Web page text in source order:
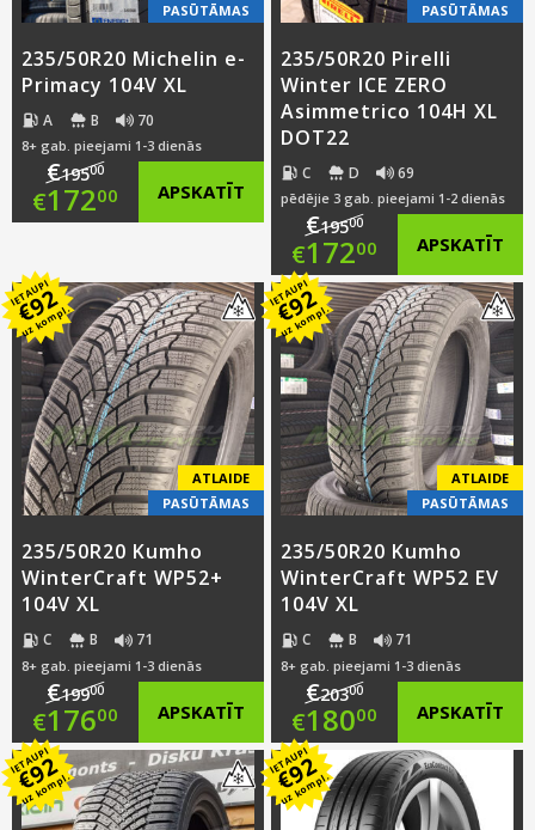
PASŪTĀMAS
235/50R20 Michelin e-
Primacy 104V XL
A B 70
8+ gab. pieejami 1-3 dienās
€19500
Original
was:
€195.00.
€17200
price
is:
€172.00.
APSKATĪT
PASŪTĀMAS
235/50R20 Pirelli
Winter ICE ZERO
Asimmetrico 104H XL
DOT22
C D 69
pēdējie 3 gab. pieejami 1-2 dienās
€19500
Original
price
was:
€195.00.
€17200
Current
price
is:
€172.00.
APSKATĪT
IETAUPI
€92
uz kompl.
ATLAIDE
PASŪTĀMAS
235/50R20 Kumho
WinterCraft WP52+
104V XL
C B 71
8+ gab. pieejami 1-3 dienās
€19900
Original
price
was:
€17600
Current
price
APSKATĪT
IETAUPI
€92
uz kompl.
ATLAIDE
PASŪTĀMAS
235/50R20 Kumho
WinterCraft WP52 EV
104V XL
C B 71
8+ gab. pieejami 1-3 dienās
€20300
Original
price
was:
€18000
Current
price
APSKATĪT
IETAUPI
€92
uz kompl.
IETAUPI
€92
uz kompl.